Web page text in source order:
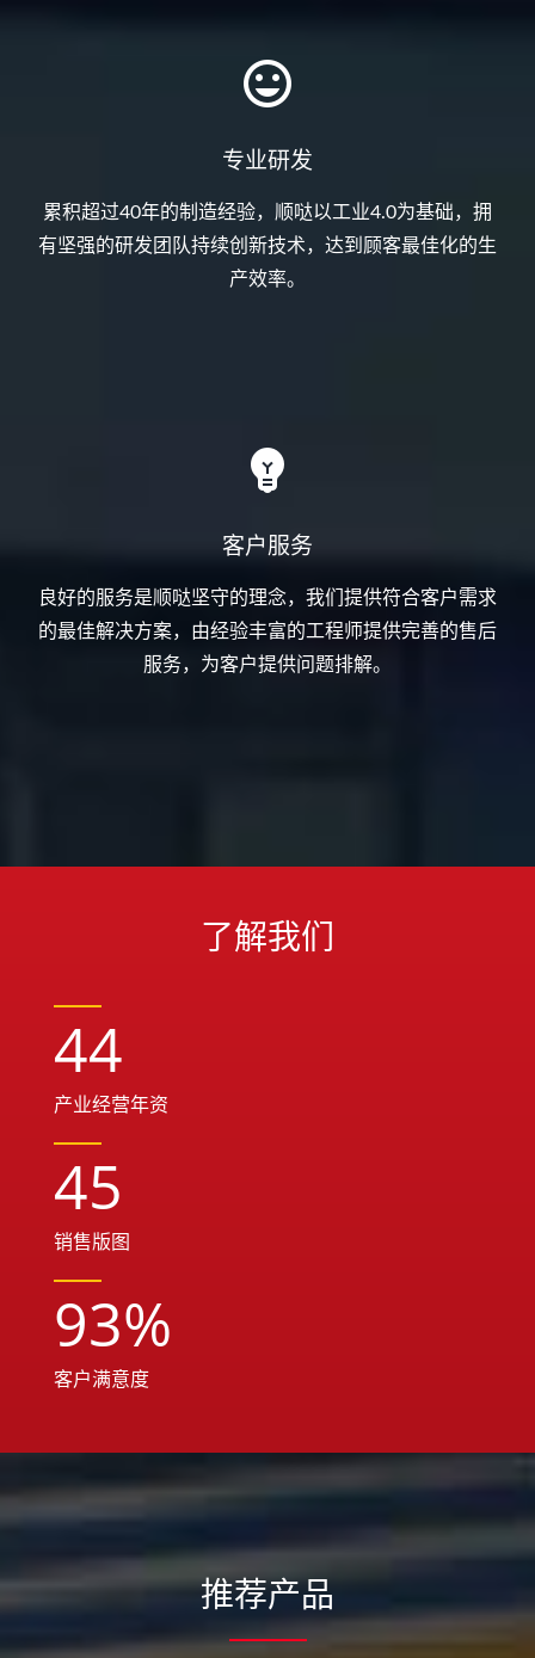
专业研发
累积超过40年的制造经验，顺哒以工业4.0为基础，拥
有坚强的研发团队持续创新技术，达到顾客最佳化的生
产效率。
客户服务
良好的服务是顺哒坚守的理念，我们提供符合客户需求
的最佳解决方案，由经验丰富的工程师提供完善的售后
服务，为客户提供问题排解。
了解我们
44
产业经营年资
45
销售版图
93%
客户满意度
推荐产品